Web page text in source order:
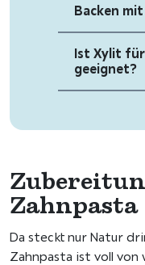
Backen
Ist Xylit
geeignet?
Zahnpasta
Da steckt nur Natur
Zahnpasta ist voll